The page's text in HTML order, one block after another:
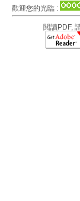
歡迎您的光臨 :
閱讀PDF,